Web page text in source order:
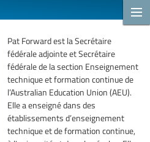
Pat Forward est la Secrétaire
fédérale adjointe et Secrétaire
fédérale de la section Enseignement
technique et formation continue de
l’Australian Education Union (AEU).
Elle a enseigné dans des
établissements d’enseignement
technique et de formation continue,